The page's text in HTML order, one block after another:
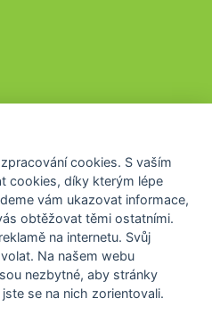
cookies. S vaším
cookies, díky kterým lépe
vám ukazovat informace,
obtěžovat těmi ostatními.
na internetu. Svůj
Na našem webu
nezbytné, aby stránky
se na nich zorientovali.